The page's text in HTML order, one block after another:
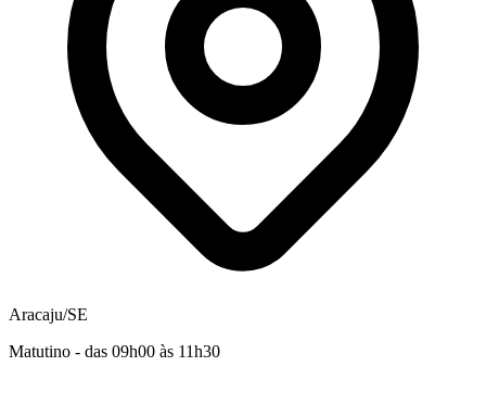
Aracaju/SE
Matutino - das 09h00 às 11h30